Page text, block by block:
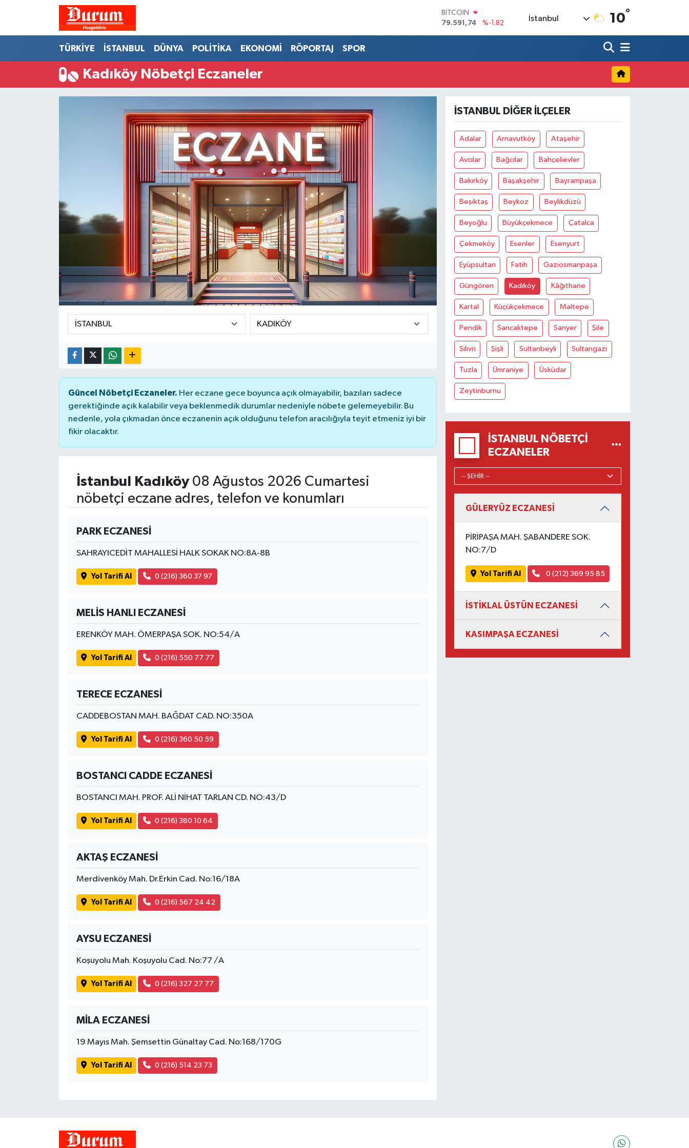
BITCOIN
79.591,74
%-1.82
53,38690
%0.19
6862,09000
%0.19
BİST100
İstanbul 10°
TÜRKİYE İSTANBUL DÜNYA POLİTİKA EKONOMİ RÖPORTAJ SPOR
Kadıköy Nöbetçi Eczaneler
Güncel Nöbetçi Eczaneler. Her eczane gece boyunca açık olmayabilir, bazıları sadece
gerektiğinde açık kalabilir veya beklenmedik durumlar nedeniyle nöbete gelemeyebilir. Bu
nedenle, yola çıkmadan önce eczanenin açık olduğunu telefon aracılığıyla teyit etmeniz iyi bir
fikir olacaktır.
İstanbul Kadıköy08 Ağustos 2026 Cumartesi
nöbetçi eczane adres, telefon ve konumları
PARK ECZANESİ
SAHRAYICEDİT MAHALLESİ HALK SOKAK NO:8A-8B
Yol Tarifi Al 0 (216) 360 37 97
MELİS HANLI ECZANESİ
ERENKÖY MAH. ÖMERPAŞA SOK. NO:54/A
Yol Tarifi Al 0 (216) 550 77 77
TERECE ECZANESİ
CADDEBOSTAN MAH. BAĞDAT CAD. NO:350A
Yol Tarifi Al 0 (216) 360 50 59
BOSTANCI CADDE ECZANESİ
BOSTANCI MAH. PROF. ALİ NİHAT TARLAN CD. NO:43/D
Yol Tarifi Al 0 (216) 380 10 64
AKTAŞ ECZANESİ
Merdivenköy Mah. Dr.Erkin Cad. No:16/18A
Yol Tarifi Al 0 (216) 567 24 42
AYSU ECZANESİ
Koşuyolu Mah. Koşuyolu Cad. No:77 /A
Yol Tarifi Al 0 (216) 327 27 77
MİLA ECZANESİ
19 Mayıs Mah. Şemsettin Günaltay Cad. No:168/170G
Yol Tarifi Al 0 (216) 514 23 73
İSTANBUL DIĞER İLÇELER
Adalar Arnavutköy Ataşehir
Avcılar Bağcılar Bahçelievler
Bakırköy Başakşehir Bayrampaşa
Beşiktaş Beykoz Beylikdüzü
Beyoğlu Büyükçekmece Çatalca
Çekmeköy Esenler Esenyurt
Eyüpsultan Fatih Gaziosmanpaşa
Güngören Kadıköy Kâğıthane
Kartal Küçükçekmece Maltepe
Pendik Sancaktepe Sarıyer Şile
Silivri Şişli Sultanbeyli Sultangazi
Tuzla Ümraniye Üsküdar
Zeytinburnu
İSTANBUL NÖBETÇI
ECZANELER
GÜLERYÜZ ECZANESİ
PİRİPAŞA MAH. ŞABANDERE SOK.
NO:7/D
Yol Tarifi Al 0 (212) 369 95 85
İSTİKLAL ÜSTÜN ECZANESİ
KASIMPAŞA ECZANESİ
Hava Durumu
Süper Lig Puan Durumu ve Fikstür
Haber Arşivi